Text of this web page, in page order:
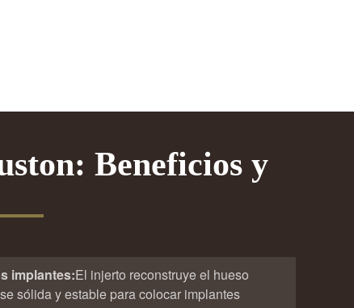
Beneficios y
implantes:El injerto reconstruye el hueso
sólida y estable para colocar implantes